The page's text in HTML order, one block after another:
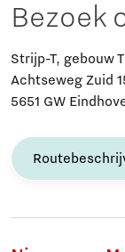
Bezoek
Strijp-T, gebouw
Achtseweg Zuid
5651 GW